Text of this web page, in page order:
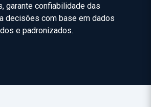
garante confiabilidade das
decisões com base em dados
e padronizados.